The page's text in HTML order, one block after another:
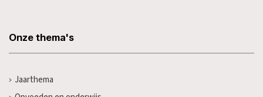
Onze thema's
Jaarthema